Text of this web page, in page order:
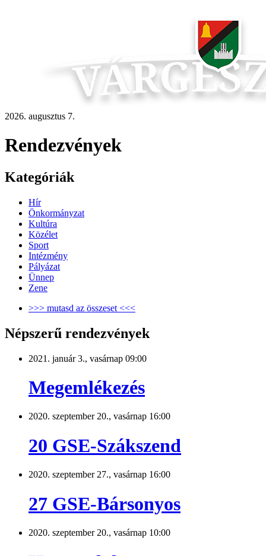
2026. augusztus 7.
Rendezvények
Kategóriák
Hír
Önkormányzat
Kultúra
Közélet
Sport
Intézmény
Pályázat
Ünnep
Zene
>>> mutasd az összeset <<<
Népszerű rendezvények
2021. január 3., vasárnap 09:00
Megemlékezés
2020. szeptember 20., vasárnap 16:00
20 GSE-Szákszend
2020. szeptember 27., vasárnap 16:00
27 GSE-Bársonyos
2020. szeptember 20., vasárnap 10:00